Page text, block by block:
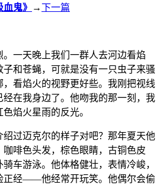
鬼》 →下一篇
一天晚上我们一群人去河边看焰
和苍蝇，可就是没有一只虫子来骚
看焰火的视野更好些。我刚把视线
经在我身边了。他吻我的那一刻，我
焰火星雨的反光。
过迈克尔的样子对吧？那年夏天他
啡色头发，棕色眼睛，古铜色皮
车游泳。他体格健壮，表情冷峻，
正经——他经常开玩笑。他偶尔会偷